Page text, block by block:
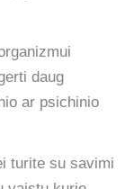
daug
ar psichinio
turite su savimi